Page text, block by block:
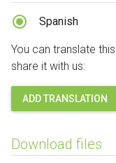
Spanish
You can translate
share it with us:
ADD TRANSLATION
Download files